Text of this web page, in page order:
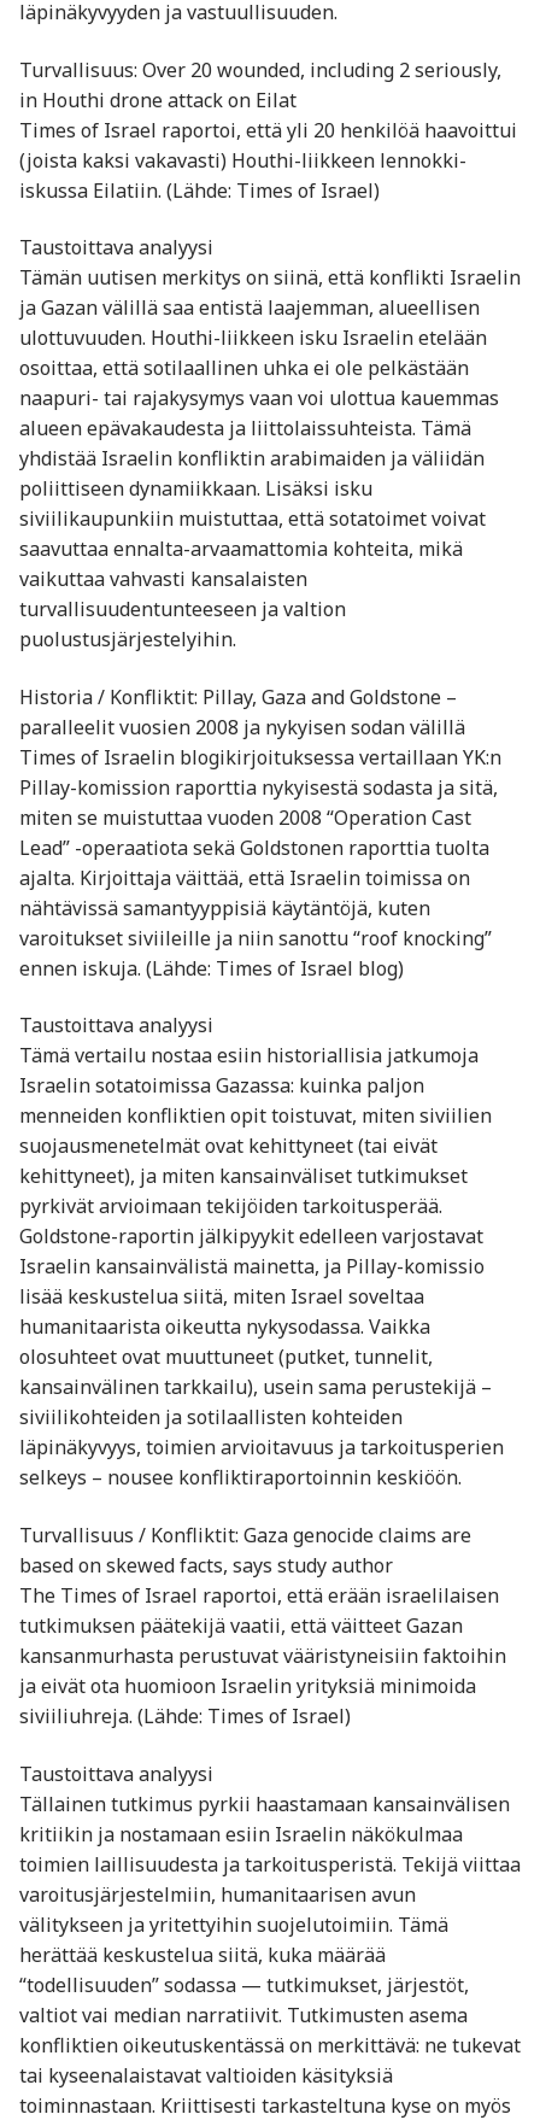
läpinäkyvyyden ja vastuullisuuden.
Turvallisuus: Over 20 wounded, including 2 seriously,
in Houthi drone attack on Eilat
Times of Israel raportoi, että yli 20 henkilöä haavoittui
(joista kaksi vakavasti) Houthi-liikkeen lennokki-
iskussa Eilatiin. (Lähde: Times of Israel)
Taustoittava analyysi
Tämän uutisen merkitys on siinä, että konflikti Israelin
ja Gazan välillä saa entistä laajemman, alueellisen
ulottuvuuden. Houthi-liikkeen isku Israelin etelään
osoittaa, että sotilaallinen uhka ei ole pelkästään
naapuri- tai rajakysymys vaan voi ulottua kauemmas
alueen epävakaudesta ja liittolaissuhteista. Tämä
yhdistää Israelin konfliktin arabimaiden ja väli­idän
poliittiseen dynamiikkaan. Lisäksi isku
siviilikaupunkiin muistuttaa, että sotatoimet voivat
saavuttaa ennalta-arvaamattomia kohteita, mikä
vaikuttaa vahvasti kansalaisten
turvallisuudentunteeseen ja valtion
puolustusjärjestelyihin.
Historia / Konfliktit: Pillay, Gaza and Goldstone –
paralleelit vuosien 2008 ja nykyisen sodan välillä
Times of Israelin blogikirjoituksessa vertaillaan YK:n
Pillay-komission raporttia nykyisestä sodasta ja sitä,
miten se muistuttaa vuoden 2008 “Operation Cast
Lead” -operaatiota sekä Goldstonen raporttia tuolta
ajalta. Kirjoittaja väittää, että Israelin toimissa on
nähtävissä samantyyppisiä käytäntöjä, kuten
varoitukset siviileille ja niin sanottu “roof knocking”
ennen iskuja. (Lähde: Times of Israel blog)
Taustoittava analyysi
Tämä vertailu nostaa esiin historiallisia jatkumoja
Israelin sotatoimissa Gazassa: kuinka paljon
menneiden konfliktien opit toistuvat, miten siviilien
suojausmenetelmät ovat kehittyneet (tai eivät
kehittyneet), ja miten kansainväliset tutkimukset
pyrkivät arvioimaan tekijöiden tarkoitusperää.
Goldstone-raportin jälkipyykit edelleen varjostavat
Israelin kansainvälistä mainetta, ja Pillay-komissio
lisää keskustelua siitä, miten Israel soveltaa
humanitaarista oikeutta nykysodassa. Vaikka
olosuhteet ovat muuttuneet (putket, tunnelit,
kansainvälinen tarkkailu), usein sama perustekijä –
siviilikohteiden ja sotilaallisten kohteiden
läpinäkyvyys, toimien arvioitavuus ja tarkoitusperien
selkeys – nousee konfliktiraportoinnin keskiöön.
Turvallisuus / Konfliktit: Gaza genocide claims are
based on skewed facts, says study author
The Times of Israel raportoi, että erään israelilaisen
tutkimuksen päätekijä vaatii, että väitteet Gazan
kansanmurhasta perustuvat vääristyneisiin faktoihin
ja eivät ota huomioon Israelin yrityksiä minimoida
siviiliuhreja. (Lähde: Times of Israel)
Taustoittava analyysi
Tällainen tutkimus pyrkii haastamaan kansainvälisen
kritiikin ja nostamaan esiin Israelin näkökulmaa
toimien laillisuudesta ja tarkoitusperistä. Tekijä viittaa
varoitusjärjestelmiin, humanitaarisen avun
välitykseen ja yritettyihin suojelutoimiin. Tämä
herättää keskustelua siitä, kuka määrää
“todellisuuden” sodassa — tutkimukset, järjestöt,
valtiot vai median narratiivit. Tutkimusten asema
konfliktien oikeutus­kentässä on merkittävä: ne tukevat
tai kyseenalaistavat valtioiden käsityksiä
toiminnastaan. Kriittisesti tarkasteltuna kyse on myös